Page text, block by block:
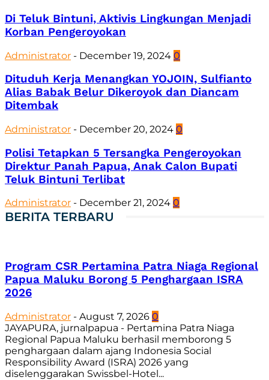
Di Teluk Bintuni, Aktivis Lingkungan Menjadi
Korban Pengeroyokan
Administrator - December 19, 2024 0
Dituduh Kerja Menangkan YOJOIN, Sulfianto
Alias Babak Belur Dikeroyok dan Diancam
Ditembak
Administrator - December 20, 2024 0
Polisi Tetapkan 5 Tersangka Pengeroyokan
Direktur Panah Papua, Anak Calon Bupati
Teluk Bintuni Terlibat
Administrator - December 21, 2024 0
BERITA TERBARU
Program CSR Pertamina Patra Niaga Regional
Papua Maluku Borong 5 Penghargaan ISRA
2026
Administrator - August 7, 2026 0
JAYAPURA, jurnalpapua - Pertamina Patra Niaga
Regional Papua Maluku berhasil memborong 5
penghargaan dalam ajang Indonesia Social
Responsibility Award (ISRA) 2026 yang
diselenggarakan Swissbel-Hotel...